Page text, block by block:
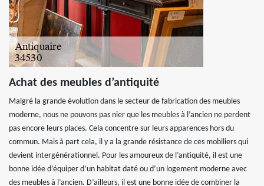
Achat des meubles d’antiquité
Malgré la grande évolution dans le secteur de fabrication des meubles
moderne, nous ne pouvons pas nier que les meubles à l’ancien ne perdent
pas encore leurs places. Cela concentre sur leurs apparences hors du
commun. Mais à part cela, il y a la grande résistance de ces mobiliers qui
devient intergénérationnel. Pour les amoureux de l’antiquité, il est une
bonne idée d’équiper d’un habitat daté ou d’un logement moderne avec
des meubles à l’ancien. D’ailleurs, il est une bonne idée de combiner la